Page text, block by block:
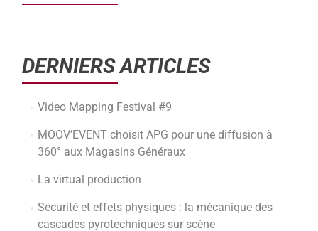
DERNIERS ARTICLES
Video Mapping Festival #9
MOOV’EVENT choisit APG pour une diffusion à
360° aux Magasins Généraux
La virtual production
Sécurité et effets physiques : la mécanique des
cascades pyrotechniques sur scène